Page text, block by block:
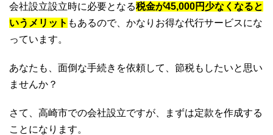
会社設立設立時に必要となる税金が45,000円少なくなると
いうメリット もあるので、かなりお得な代行サービスにな
っています。
あなたも、面倒な手続きを依頼して、節税もしたいと思い
ませんか？
さて、高崎市での会社設立ですが、まずは定款を作成する
ことになります。